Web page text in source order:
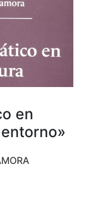
en